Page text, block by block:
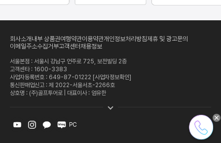
회사소개 내부 상품권여행약관이용약관개인정보처리방침제휴 및 광고문의
이메일주소수집거부고객센터채용정보
서울본점 : 서울시 강남구 언주로 725, 보전빌딩 2층
고객센타 : 1600-3383
사업자등록번호 : 649-87-01222 [사업자정보확인]
통신판매업신고 : 제 2022-서울서초-2266호
상호명 : (주)골프투어로 | 대표이사 : 엄유한
PC